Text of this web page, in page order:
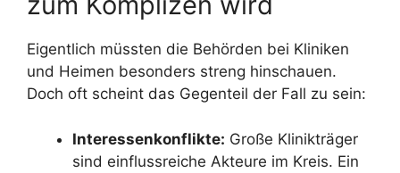
Eigentlich müssten die Behörden bei Kliniken
und Heimen besonders streng hinschauen.
Doch oft scheint das Gegenteil der Fall zu sein:
Interessenkonflikte: Große Klinikträger
sind einflussreiche Akteure im Kreis. Ein